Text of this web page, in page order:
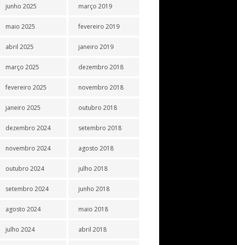
junho 2025
maio 2025
abril 2025
março 2025
fevereiro 2025
janeiro 2025
dezembro 2024
novembro 2024
outubro 2024
setembro 2024
agosto 2024
julho 2024
março 2019
fevereiro 2019
janeiro 2019
dezembro 2018
novembro 2018
outubro 2018
setembro 2018
agosto 2018
julho 2018
junho 2018
maio 2018
abril 2018